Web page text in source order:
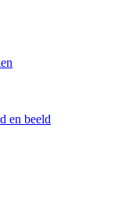
en beeld